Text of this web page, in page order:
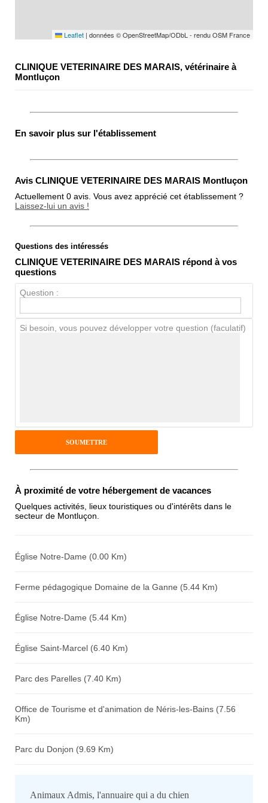
Leaflet | données © OpenStreetMap/ODbL - rendu OSM France
CLINIQUE VETERINAIRE DES MARAIS, vétérinaire à
Montluçon
En savoir plus sur l'établissement
Avis CLINIQUE VETERINAIRE DES MARAIS Montluçon
Actuellement 0 avis. Vous avez apprécié cet établissement ?
Laissez-lui un avis !
Note globale
Propreté
Chien / chat
Pseudo :
Questions des intéressés
CLINIQUE VETERINAIRE DES MARAIS répond à vos
questions
Question :
Si besoin, vous pouvez développer votre question (faculatif)
À proximité de votre hébergement de vacances
Quelques activités, lieux touristiques ou d'intérêts dans le
secteur de Montluçon.
Église Notre-Dame (0.00 Km)
Ferme pédagogique Domaine de la Ganne (5.44 Km)
Église Notre-Dame (5.44 Km)
Église Saint-Marcel (6.40 Km)
Parc des Parelles (7.40 Km)
Office de Tourisme et d'animation de Néris-les-Bains (7.56
Km)
Parc du Donjon (9.69 Km)
Animaux Admis, l'annuaire qui a du chien